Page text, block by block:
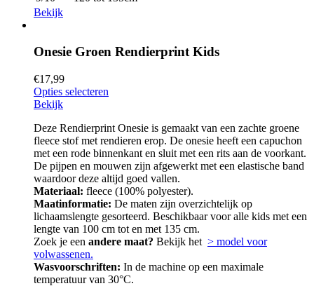
Bekijk
Onesie Groen Rendierprint Kids
€17,99
Opties selecteren
Bekijk
Deze Rendierprint Onesie is gemaakt van een zachte groene
fleece stof met rendieren erop. De onesie heeft een capuchon
met een rode binnenkant en sluit met een rits aan de voorkant.
De pijpen en mouwen zijn afgewerkt met een elastische band
waardoor deze altijd goed vallen.
Materiaal: fleece (100% polyester).
Maatinformatie: De maten zijn overzichtelijk op
lichaamslengte gesorteerd. Beschikbaar voor alle kids met een
lengte van 100 cm tot en met 135 cm.
Zoek je een andere maat? Bekijk het > model voor
volwassenen.
Wasvoorschriften: In de machine op een maximale
temperatuur van 30°C.